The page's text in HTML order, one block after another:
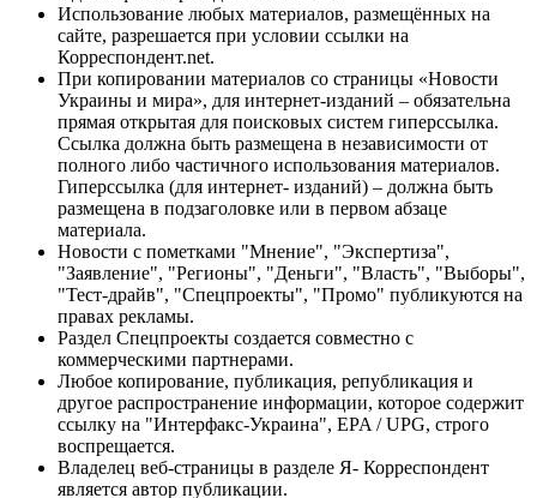
Использование любых материалов, размещённых на
сайте, разрешается при условии ссылки на
Корреспондент.net.
При копировании материалов со страницы «Новости
Украины и мира», для интернет-изданий – обязательна
прямая открытая для поисковых систем гиперссылка.
Ссылка должна быть размещена в независимости от
полного либо частичного использования материалов.
Гиперссылка (для интернет- изданий) – должна быть
размещена в подзаголовке или в первом абзаце
материала.
Новости с пометками "Мнение", "Экспертиза",
"Заявление", "Регионы", "Деньги", "Власть", "Выборы",
"Тест-драйв", "Спецпроекты", "Промо" публикуются на
правах рекламы.
Раздел Спецпроекты создается совместно с
коммерческими партнерами.
Любое копирование, публикация, републикация и
другое распространение информации, которое содержит
ссылку на "Интерфакс-Украина", EPA / UPG, строго
воспрещается.
Владелец веб-страницы в разделе Я- Корреспондент
является автор публикации.